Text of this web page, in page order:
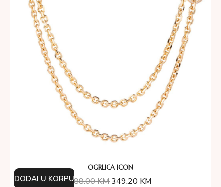
OGRLICA ICON
388.00KM349.20 KM
DODAJ U KORPU